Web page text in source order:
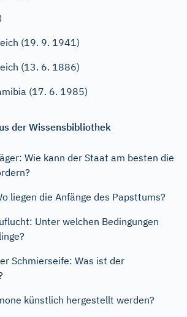
(19. 9. 1941)
(13. 6. 1886)
(17. 6. 1985)
der Wissensbibliothek
Wie kann der Staat am besten die
liegen die Anfänge des Papsttums?
Unter welchen Bedingungen
Schmierseife: Was ist der
künstlich hergestellt werden?